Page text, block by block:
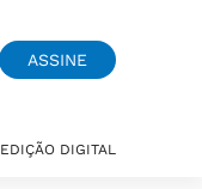
ASSINE
EDIÇÃO DIGITAL